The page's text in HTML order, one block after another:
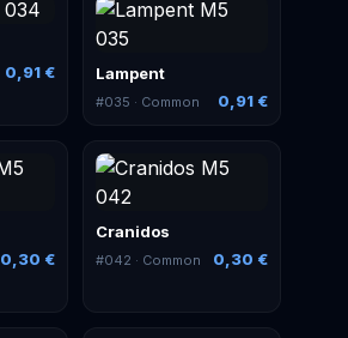
0,91 € Lampent
#035 · Common 0,91 €
0,30 €
Cranidos
#042 · Common 0,30 €